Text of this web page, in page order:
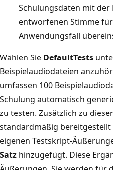
Schulungsdaten mit der
entworfenen Stimme
Anwendungsfall
Wählen Sie DefaultTests
Beispielaudiodateien
umfassen 100
Schulung automatisch
zu testen. Zusätzlich zu
standardmäßig
eigenen Testskript-
Satz hinzugefügt. Diese